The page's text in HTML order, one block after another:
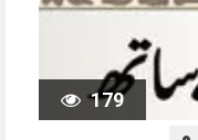
179